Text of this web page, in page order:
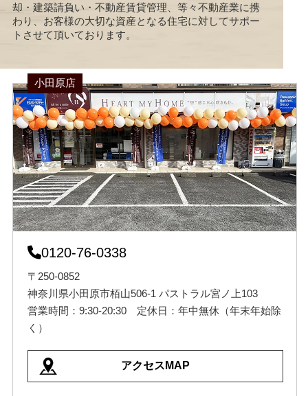
却・建築請負い・不動産賃貸管理、等々不動産業に携
わり、お客様の大切な資産となる住宅に対してサポー
トさせて頂いております。
小田原店
0120-76-0338
〒250-0852
神奈川県小田原市栢山506-1 パストラル宮ノ上103
営業時間：9:30-20:30 定休日：年中無休（年末年始除
く）
アクセスMAP